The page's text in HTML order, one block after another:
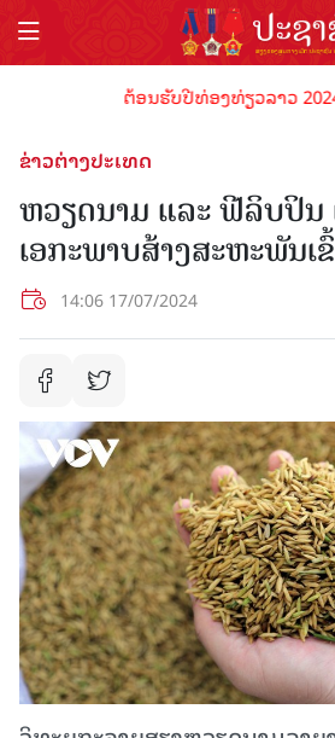
ຕ້ອນຮັບປີທ່ອງທ່ຽວລາວ
ຂ່າວຕ່າງປະເທດ
ຫວຽດນາມ ແລະ ຟີລິບປິນ
ເອກະພາບສ້າງສະຫະພັນເ
14:06 17/07/2024